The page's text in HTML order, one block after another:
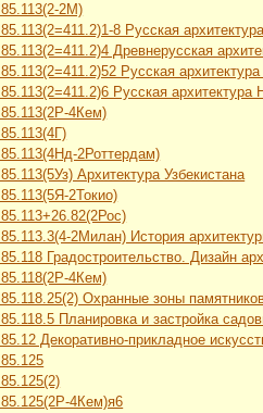
85.113(2-2М)
85.113(2=411.2)1-8 Русская
85.113(2=411.2)4 Древнерусская
85.113(2=411.2)52 Русская
85.113(2=411.2)6 Русская архитектура
85.113(2Р-4Кем)
85.113(4Г)
85.113(4Нд-2Роттердам)
85.113(5Уз) Архитектура Узбекистана
85.113(5Я-2Токио)
85.113+26.82(2Рос)
85.113.3(4-2Милан) История
85.118 Градостроительство. Дизайн
85.118(2Р-4Кем)
85.118.25(2) Охранные зоны
85.118.5 Планировка и застройка
85.12 Декоративно-прикладное
85.125
85.125(2)
85.125(2Р-4Кем)я6